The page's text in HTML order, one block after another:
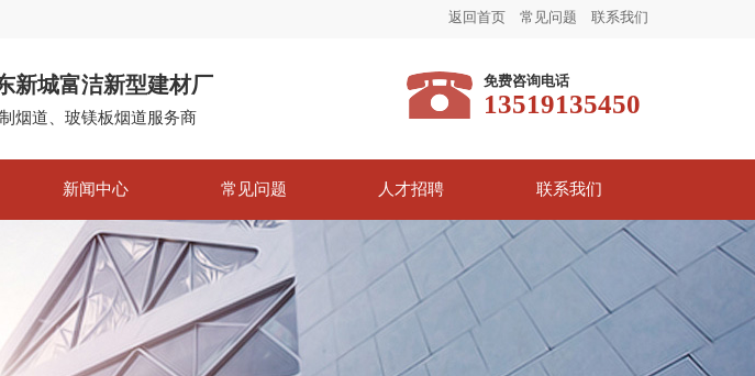
返回首页 常见问题 联系我们
新城富洁新型建材厂
烟道、玻镁板烟道服务商
免费咨询电话
13519135450
新闻中心 常见问题 人才招聘 联系我们